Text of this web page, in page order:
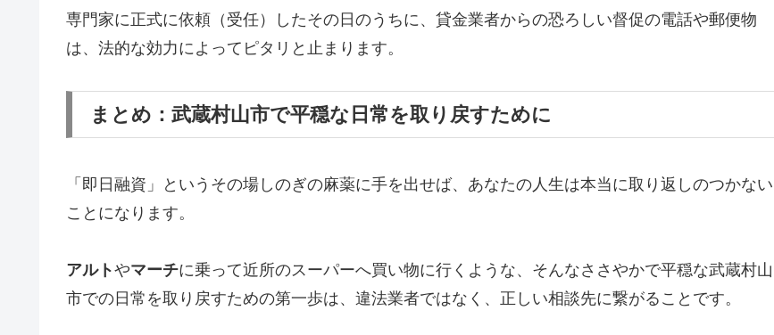
専門家に正式に依頼（受任）したその日のうちに、貸金業者からの恐ろしい督促の電話や郵便物
は、法的な効力によってピタリと止まります。
まとめ：武蔵村山市で平穏な日常を取り戻すために
「即日融資」というその場しのぎの麻薬に手を出せば、あなたの人生は本当に取り返しのつかない
ことになります。
アルトやマーチに乗って近所のスーパーへ買い物に行くような、そんなささやかで平穏な武蔵村山
市での日常を取り戻すための第一歩は、違法業者ではなく、正しい相談先に繋がることです。